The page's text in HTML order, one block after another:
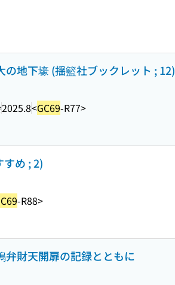
地下壕 (揺籃社ブックレット ; 12)
2025.8<GC69-R77>
すめ ; 2)
-R88>
弁財天開扉の記録とともに